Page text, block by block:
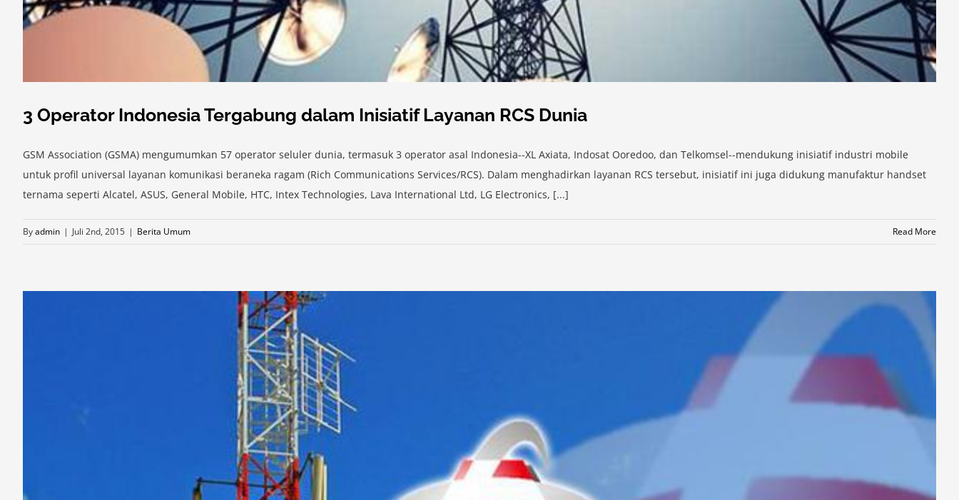
3 Operator Indonesia Tergabung dalam Inisiatif Layanan RCS Dunia
GSM Association (GSMA) mengumumkan 57 operator seluler dunia, termasuk 3 operator asal Indonesia--XL Axiata, Indosat Ooredoo, dan Telkomsel--mendukung inisiatif industri mobile
untuk profil universal layanan komunikasi beraneka ragam (Rich Communications Services/RCS). Dalam menghadirkan layanan RCS tersebut, inisiatif ini juga didukung manufaktur handset
ternama seperti Alcatel, ASUS, General Mobile, HTC, Intex Technologies, Lava International Ltd, LG Electronics, [...]
Byadmin | Juli 2nd, 2015 | Berita Umum Read More